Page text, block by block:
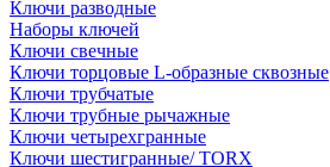
Ключи разводные
Наборы ключей
Ключи свечные
Ключи торцовые L-образные сквозные
Ключи трубчатые
Ключи трубные рычажные
Ключи четырехгранные
Ключи шестигранные/ TORX